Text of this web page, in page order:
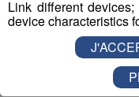
Vallée de
améliorer
Publié par La
-Mis
Link different
device characteristics